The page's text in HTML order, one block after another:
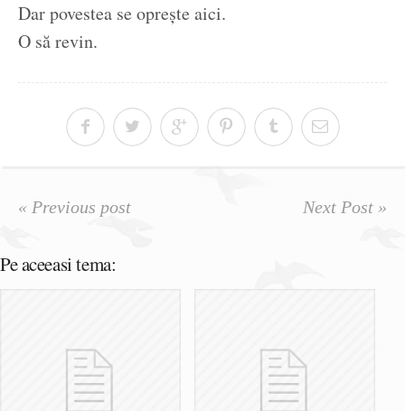
Dar povestea se opreşte aici.
O să revin.
« Previous post Next Post »
Pe aceeasi tema: